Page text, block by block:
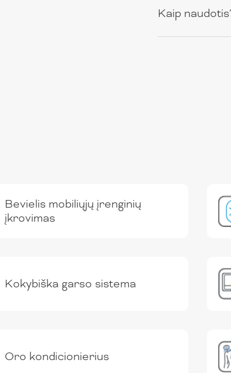
Kaip
Bevielis mobiliųjų įrenginių
įkrovimas
Kokybiška garso sistema
Oro kondicionierius